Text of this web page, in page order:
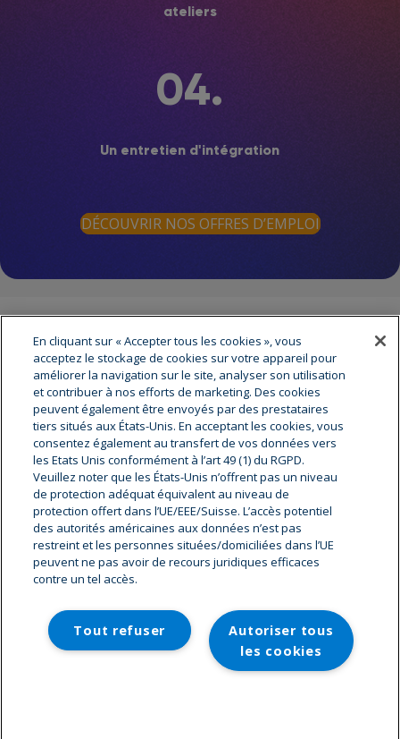
ateliers
04.
Un entretien d'intégration
DÉCOUVRIR NOS OFFRES D’EMPLOI
A propos de cryostar
Cryostar est le leader mondial dans la fourniture
d’équipements cryogéniques de haute technologie.
Fournisseur d’équipements et de services auprès des plus
grandes sociétés gazières et des distributeurs de gaz, nous
bénéficions d’une implantation mondiale et disposons d’un
vaste réseau de service après-vente. Notre centre
décisionnel et de recherche, avec près de 1 000
collaborateurs, est basé en Alsace à Hésingue
(Cryostar SAS, 2 rue de l’industrie, BP 48, 68220 Hésingue
France).
En cliquant sur « Accepter tous les cookies », vous
acceptez le stockage de cookies sur votre appareil pour
améliorer la navigation sur le site, analyser son utilisation
et contribuer à nos efforts de marketing. Des cookies
peuvent également être envoyés par des prestataires
tiers situés aux États-Unis. En acceptant les cookies, vous
consentez également au transfert de vos données vers
les Etats Unis conformément à l’art 49 (1) du RGPD.
Veuillez noter que les États-Unis n’offrent pas un niveau
de protection adéquat équivalent au niveau de
protection offert dans l’UE/EEE/Suisse. L’accès potentiel
des autorités américaines aux données n’est pas
restreint et les personnes situées/domiciliées dans l’UE
peuvent ne pas avoir de recours juridiques efficaces
contre un tel accès.
Autoriser tous
les cookies
Tout refuser